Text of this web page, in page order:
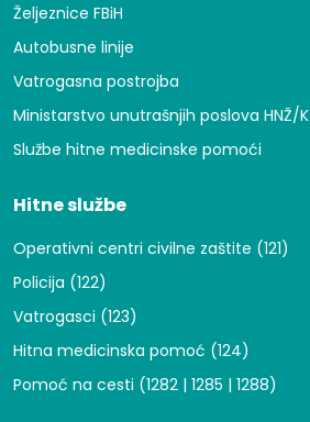
Željeznice FBiH
Autobusne linije
Vatrogasna postrojba
Ministarstvo unutrašnjih poslova HNŽ/K
Službe hitne medicinske pomoći
Hitne službe
Operativni centri civilne zaštite (121)
Policija (122)
Vatrogasci (123)
Hitna medicinska pomoć (124)
Pomoć na cesti (1282 | 1285 | 1288)